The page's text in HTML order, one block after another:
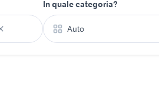
In quale categoria?
Auto